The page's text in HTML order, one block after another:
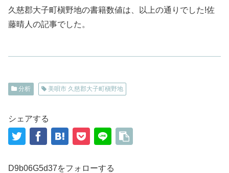
久慈郡大子町槇野地の書籍数値は、以上の通りでした!佐
藤晴人の記事でした。
分析 美唄市 久慈郡大子町槇野地
シェアする
D9b06G5d37をフォローする